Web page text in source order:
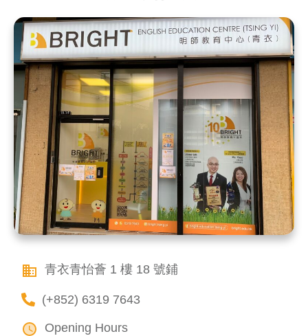
青衣青怡薈 1 樓 18 號鋪
(+852) 6319 7643
Opening Hours